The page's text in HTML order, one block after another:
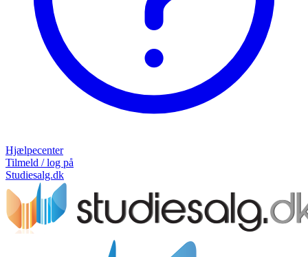
Hjælpecenter
Tilmeld / log på
Studiesalg.dk